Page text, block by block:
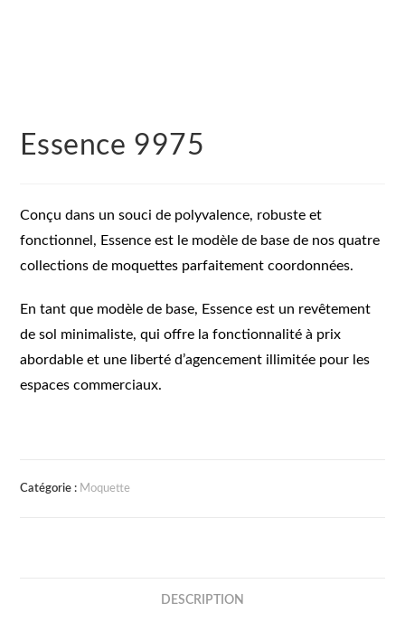
Essence 9975
Conçu dans un souci de polyvalence, robuste et
fonctionnel, Essence est le modèle de base de nos quatre
collections de moquettes parfaitement coordonnées.
En tant que modèle de base, Essence est un revêtement
de sol minimaliste, qui offre la fonctionnalité à prix
abordable et une liberté d’agencement illimitée pour les
espaces commerciaux.
Catégorie : Moquette
DESCRIPTION